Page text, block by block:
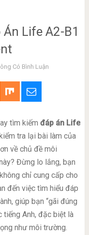
Life A2-B1
Có Bình Luận
tìm kiếm đáp án Life
tra lại bài làm của
về chủ đề môi
Đừng lo lắng, bạn
chỉ cung cấp cho
đến việc tìm hiểu đáp
giúp bạn “gãi đúng
tiếng Anh, đặc biệt là
như môi trường.